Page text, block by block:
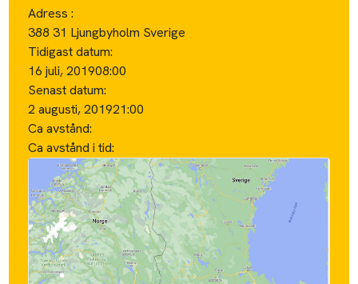
Adress :
388 31 Ljungbyholm Sverige
Tidigast datum:
16 juli, 201908:00
Senast datum:
2 augusti, 201921:00
Ca avstånd:
Ca avstånd i tid: